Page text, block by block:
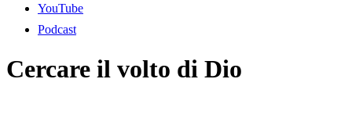
YouTube
Podcast
Cercare il volto di Dio